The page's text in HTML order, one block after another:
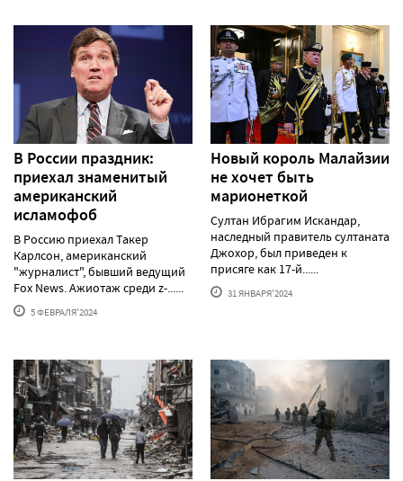
В России праздник:
приехал знаменитый
американский
исламофоб
В Россию приехал Такер
Карлсон, американский
"журналист", бывший ведущий
Fox News. Ажиотаж среди z-......
5 ФЕВРАЛЯ'2024
Новый король Малайзии
не хочет быть
марионеткой
Султан Ибрагим Искандар,
наследный правитель султаната
Джохор, был приведен к
присяге как 17-й......
31 ЯНВАРЯ'2024